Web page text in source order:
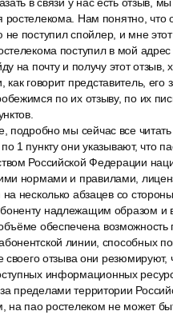
ростелекома. Нам понятно, что
поступил спойлер, и мне
поступил в мой
на почту и получу этот отзыв,
как говорит представитель,
по их отзыву, по их
подробно мы сейчас все
1 пункту они указывают, что
Российской Федерации
нормами и правилами,
несколько абзацев со
надлежащим образом и
обеспечена возможность
линии, способных
своего отзыва они резюмируют,
информационных
пределами территории
на пао ростелеком не может